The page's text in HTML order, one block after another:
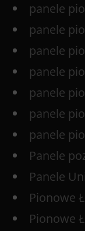
panele
panele
panele
panele
panele
panele
panele
Panele
Panele
Pionowe
Pionowe